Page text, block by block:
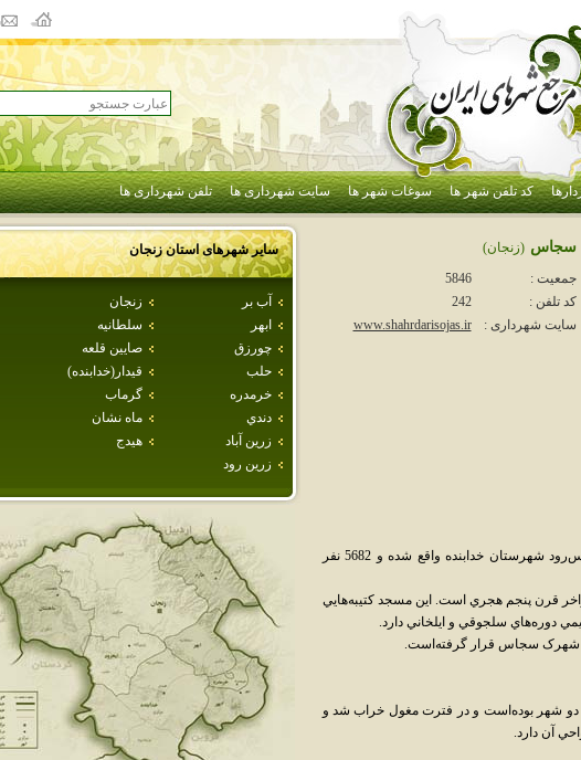
کد تلفن شهر ها سوغات شهر ها سایت شهرداری ها تلفن شهرداری ها
سایر شهرهای استانزنجان
آب بر
زنجان
ابهر
سلطانيه
چورزق
صايين قلعه
حلب
قيدار(خدابنده)
خرمدره
گرماب
دندي
ماه نشان
زرين آباد
هيدج
زرين رود
سجاس (زنجان)
جمعیت :
5846
کد تلفن :
242
سایت شهرداری :
www.shahrdarisojas.ir
سُجاس شهري است در استان زنجان ايران. شهر سجاس در بخش سجاس‌رود شهرستان خدابنده واقع شده و 5682 نفر
قرن پنجم هجري است. اين مسجد کتيبه‌هايي
دوره‌هاي سلجوقي و ايلخاني دارد.
شهرک سجاس قرار گرفته‌است.
شهر بوده‌است و در فترت مغول خراب شد و
آن دارد.